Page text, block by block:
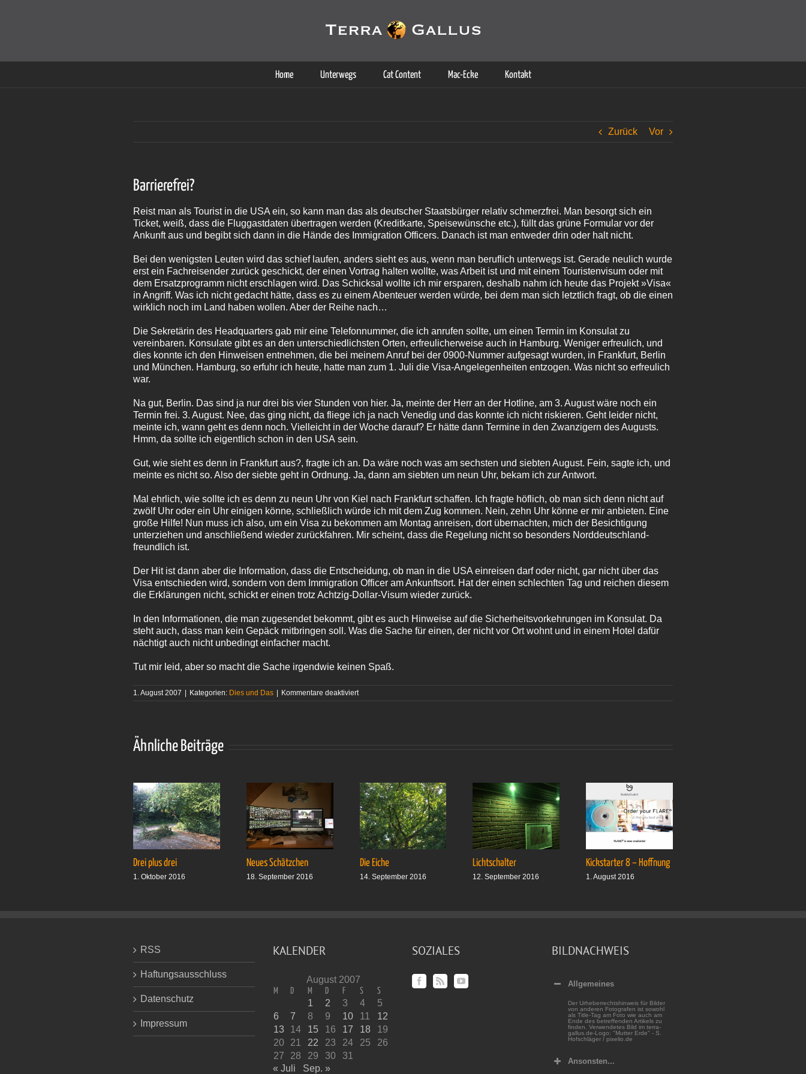
Home Unterwegs Cat Content Mac-Ecke Kontakt
Zurück Vor
Barrierefrei?
Reist man als Tourist in die USA ein, so kann man das als deutscher Staatsbürger relativ schmerzfrei. Man besorgt sich ein
Ticket, weiß, dass die Fluggastdaten übertragen werden (Kreditkarte, Speisewünsche etc.), füllt das grüne Formular vor der
Ankunft aus und begibt sich dann in die Hände des Immigration Officers. Danach ist man entweder drin oder halt nicht.
Bei den wenigsten Leuten wird das schief laufen, anders sieht es aus, wenn man beruflich unterwegs ist. Gerade neulich wurde
erst ein Fachreisender zurück geschickt, der einen Vortrag halten wollte, was Arbeit ist und mit einem Touristenvisum oder mit
dem Ersatzprogramm nicht erschlagen wird. Das Schicksal wollte ich mir ersparen, deshalb nahm ich heute das Projekt »Visa«
in Angriff. Was ich nicht gedacht hätte, dass es zu einem Abenteuer werden würde, bei dem man sich letztlich fragt, ob die einen
wirklich noch im Land haben wollen. Aber der Reihe nach…
Die Sekretärin des Headquarters gab mir eine Telefonnummer, die ich anrufen sollte, um einen Termin im Konsulat zu
vereinbaren. Konsulate gibt es an den unterschiedlichsten Orten, erfreulicherweise auch in Hamburg. Weniger erfreulich, und
dies konnte ich den Hinweisen entnehmen, die bei meinem Anruf bei der 0900-Nummer aufgesagt wurden, in Frankfurt, Berlin
und München. Hamburg, so erfuhr ich heute, hatte man zum 1. Juli die Visa-Angelegenheiten entzogen. Was nicht so erfreulich
war.
Na gut, Berlin. Das sind ja nur drei bis vier Stunden von hier. Ja, meinte der Herr an der Hotline, am 3. August wäre noch ein
Termin frei. 3. August. Nee, das ging nicht, da fliege ich ja nach Venedig und das konnte ich nicht riskieren. Geht leider nicht,
meinte ich, wann geht es denn noch. Vielleicht in der Woche darauf? Er hätte dann Termine in den Zwanzigern des Augusts.
Hmm, da sollte ich eigentlich schon in den USA sein.
Gut, wie sieht es denn in Frankfurt aus?, fragte ich an. Da wäre noch was am sechsten und siebten August. Fein, sagte ich, und
meinte es nicht so. Also der siebte geht in Ordnung. Ja, dann am siebten um neun Uhr, bekam ich zur Antwort.
Mal ehrlich, wie sollte ich es denn zu neun Uhr von Kiel nach Frankfurt schaffen. Ich fragte höflich, ob man sich denn nicht auf
zwölf Uhr oder ein Uhr einigen könne, schließlich würde ich mit dem Zug kommen. Nein, zehn Uhr könne er mir anbieten. Eine
große Hilfe! Nun muss ich also, um ein Visa zu bekommen am Montag anreisen, dort übernachten, mich der Besichtigung
unterziehen und anschließend wieder zurückfahren. Mir scheint, dass die Regelung nicht so besonders Norddeutschland-
freundlich ist.
Der Hit ist dann aber die Information, dass die Entscheidung, ob man in die USA einreisen darf oder nicht, gar nicht über das
Visa entschieden wird, sondern von dem Immigration Officer am Ankunftsort. Hat der einen schlechten Tag und reichen diesem
die Erklärungen nicht, schickt er einen trotz Achtzig-Dollar-Visum wieder zurück.
In den Informationen, die man zugesendet bekommt, gibt es auch Hinweise auf die Sicherheitsvorkehrungen im Konsulat. Da
steht auch, dass man kein Gepäck mitbringen soll. Was die Sache für einen, der nicht vor Ort wohnt und in einem Hotel dafür
nächtigt auch nicht unbedingt einfacher macht.
Tut mir leid, aber so macht die Sache irgendwie keinen Spaß.
1. August 2007 | Kategorien: Dies und Das | Kommentare deaktiviertfür
Ähnliche Beiträge
Drei plus drei
1. Oktober 2016
Neues Schätzchen
18. September 2016
Die Eiche
14. September 2016
Lichtschalter
12. September 2016
Kickstarter 8 – Hoffnung
1. August 2016
RSS
Haftungsausschluss
Datenschutz
Impressum
KALENDER
August 2007
M D M D F S S
1 2 3 4
5
6
7 8 9 10 11
12
13
14 15 16 17 18
19
20
21 22 23 24 25
26
27
28 29 30
31
« Juli
Sep. »
SOZIALES BILDNACHWEIS
Allgemeines
Der Urheberrechtshinweis für Bilder
von anderen Fotografen ist sowohl
als Title-Tag am Foto wie auch am
Ende des betreffenden Artikels zu
finden. Verwendetes Bild im terra-
gallus.de-Logo: "Mutter Erde" - S.
Hofschläger / pixelio.de
Ansonsten...
Cookies helfen auf auf dieser Seite bei der Bereitstellung der Dienste. Durch die Nutzung dieser Webseite erklären Sie sich damit einverstanden, dass Cookies gesetzt werden.
Weitere Informationen